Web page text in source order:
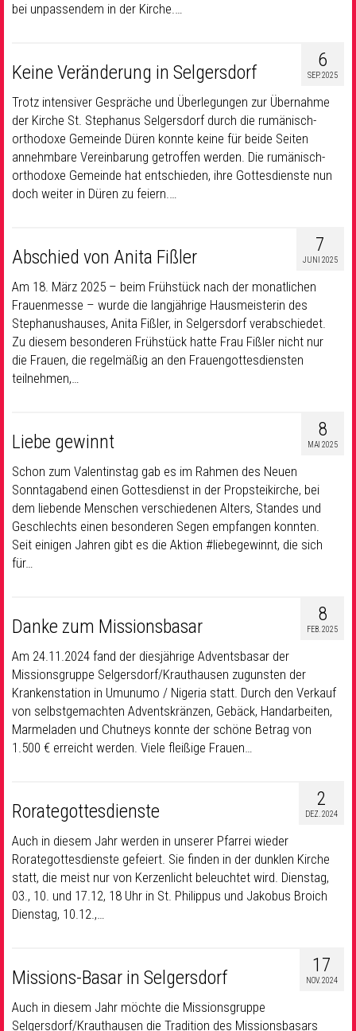
bei unpassendem in der Kirche.…
6
SEP. 2025
Keine Veränderung in Selgersdorf
Trotz intensiver Gespräche und Überlegungen zur Übernahme
der Kirche St. Stephanus Selgersdorf durch die rumänisch-
orthodoxe Gemeinde Düren konnte keine für beide Seiten
annehmbare Vereinbarung getroffen werden. Die rumänisch-
orthodoxe Gemeinde hat entschieden, ihre Gottesdienste nun
doch weiter in Düren zu feiern.…
7
JUNI 2025
Abschied von Anita Fißler
Am 18. März 2025 – beim Frühstück nach der monatlichen
Frauenmesse – wurde die langjährige Hausmeisterin des
Stephanushauses, Anita Fißler, in Selgersdorf verabschiedet.
Zu diesem besonderen Frühstück hatte Frau Fißler nicht nur
die Frauen, die regelmäßig an den Frauengottesdiensten
teilnehmen,…
8
MAI 2025
Liebe gewinnt
Schon zum Valentinstag gab es im Rahmen des Neuen
Sonntagabend einen Gottesdienst in der Propsteikirche, bei
dem liebende Menschen verschiedenen Alters, Standes und
Geschlechts einen besonderen Segen empfangen konnten.
Seit einigen Jahren gibt es die Aktion #liebegewinnt, die sich
für…
8
FEB. 2025
Danke zum Missionsbasar
Am 24.11.2024 fand der diesjährige Adventsbasar der
Missionsgruppe Selgersdorf/Krauthausen zugunsten der
Krankenstation in Umunumo / Nigeria statt. Durch den Verkauf
von selbstgemachten Adventskränzen, Gebäck, Handarbeiten,
Marmeladen und Chutneys konnte der schöne Betrag von
1.500 € erreicht werden. Viele fleißige Frauen…
2
DEZ. 2024
Rorategottesdienste
Auch in diesem Jahr werden in unserer Pfarrei wieder
Rorategottesdienste gefeiert. Sie finden in der dunklen Kirche
statt, die meist nur von Kerzenlicht beleuchtet wird. Dienstag,
03., 10. und 17.12, 18 Uhr in St. Philippus und Jakobus Broich
Dienstag, 10.12.,…
17
NOV. 2024
Missions-Basar in Selgersdorf
Auch in diesem Jahr möchte die Missionsgruppe
Selgersdorf/Krauthausen die Tradition des Missionsbasars